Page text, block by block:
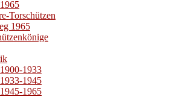
1965
Torschützen
1965
1900-1933
1933-1945
1945-1965